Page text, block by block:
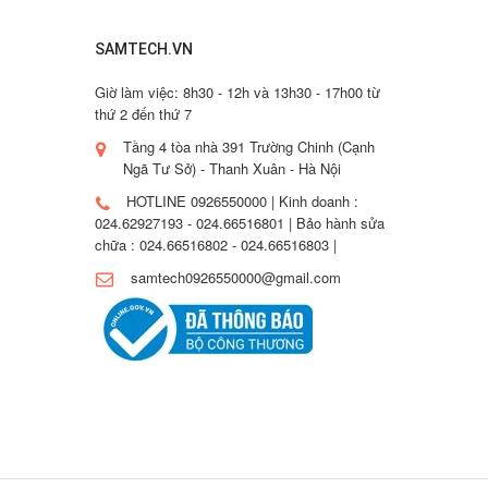
SAMTECH.VN
Giờ làm việc: 8h30 - 12h và 13h30 - 17h00 từ
thứ 2 đến thứ 7
Tầng 4 tòa nhà 391 Trường Chinh (Cạnh
Ngã Tư Sở) - Thanh Xuân - Hà Nội
HOTLINE 0926550000 | Kinh doanh :
024.62927193 - 024.66516801 | Bảo hành sửa
chữa : 024.66516802 - 024.66516803 |
samtech0926550000@gmail.com